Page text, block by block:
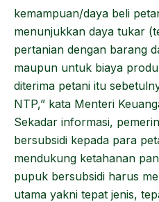
kemampuan/daya beli
menunjukkan daya tukar
pertanian dengan barang
maupun untuk biaya
diterima petani itu
NTP,” kata Menteri
Sekadar informasi,
bersubsidi kepada para
mendukung ketahanan
pupuk bersubsidi harus
utama yakni tepat jenis,